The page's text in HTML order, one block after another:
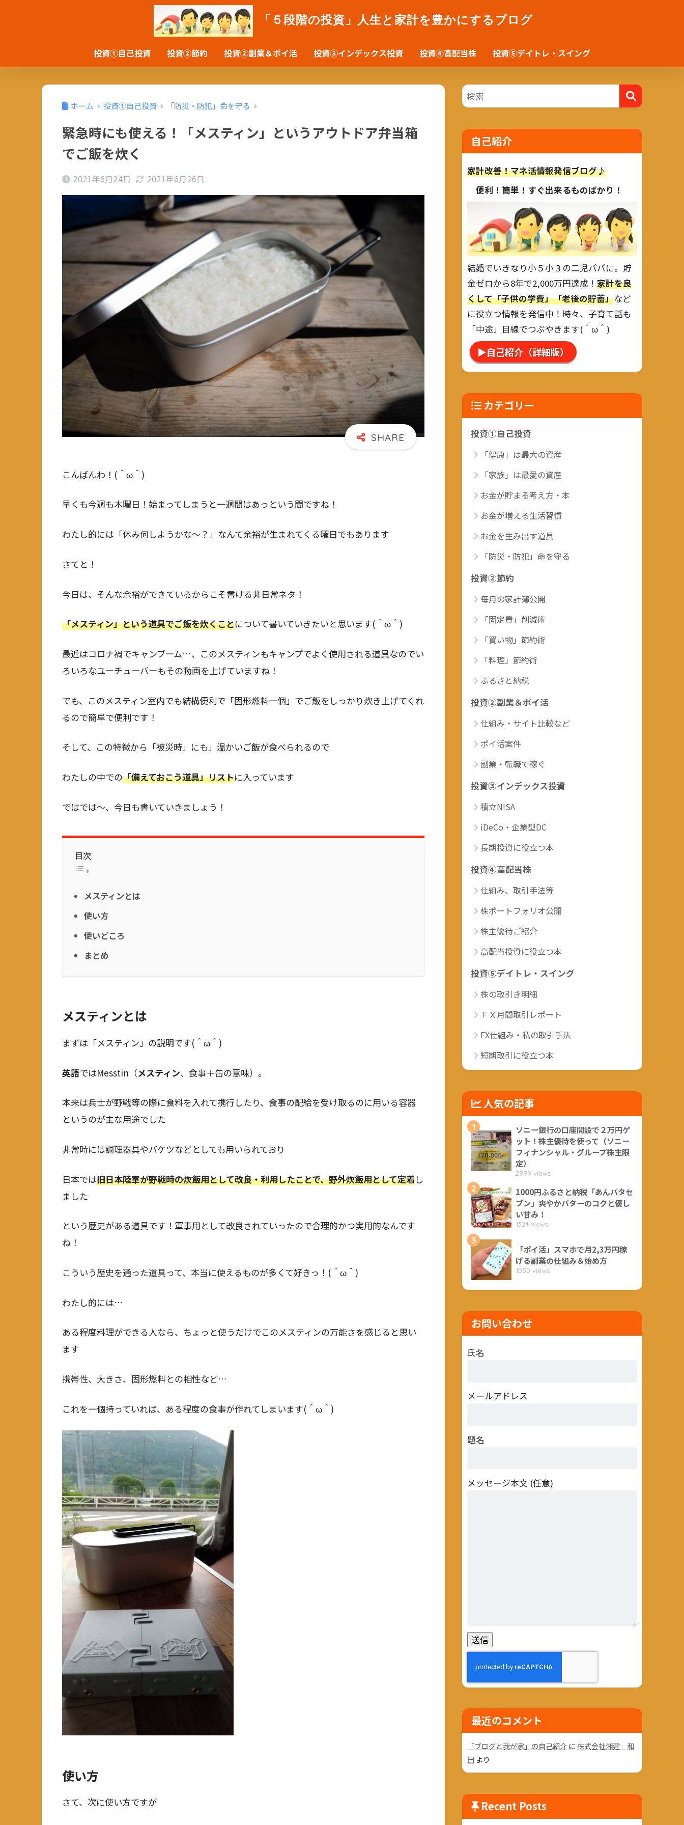
「５段階の投資」人生と家計を豊かにするブログ
投資①自己投資 投資②節約 投資②副業＆ポイ活 投資③インデックス投資 投資④高配当株 投資⑤デイトレ・スイング
ホーム 投資①自己投資 「防災・防犯」命を守る
緊急時にも使える！「メスティン」というアウトドア弁当箱
でご飯を炊く
2021年6月24日 2021年6月26日
こんばんわ！(＾ω＾)
早くも今週も木曜日！始まってしまうと一週間はあっという間ですね！
わたし的には「休み何しようかな～？」なんて余裕が生まれてくる曜日でもあります
さてと！
今日は、そんな余裕ができているからこそ書ける非日常ネタ！
「メスティン」という道具でご飯を炊くことについて書いていきたいと思います(＾ω＾)
最近はコロナ禍でキャンブーム…、このメスティンもキャンプでよく使用される道具なのでい
ろいろなユーチューバーもその動画を上げていますね！
でも、このメスティン室内でも結構便利で「固形燃料一個」でご飯をしっかり炊き上げてくれ
るので簡単で便利です！
そして、この特徴から「被災時」にも」温かいご飯が食べられるので
わたしの中での「備えておこう道具」リストに入っています
ではでは～、今日も書いていきましょう！
目次
メスティンとは
使い方
使いどころ
まとめ
メスティンとは
まずは「メスティン」の説明です(＾ω＾)
英語ではMesstin（メスティン、食事＋缶の意味）。
本来は兵士が野戦等の際に食料を入れて携行したり、食事の配給を受け取るのに用いる容器
というのが主な用途でした
非常時には調理器具やバケツなどとしても用いられており
日本では旧日本陸軍が野戦時の炊飯用として改良・利用したことで、野外炊飯用として定着し
ました
という歴史がある道具です！軍事用として改良されていったので合理的かつ実用的なんです
ね！
こういう歴史を通った道具って、本当に使えるものが多くて好きっ！(＾ω＾)
わたし的には…
ある程度料理ができる人なら、ちょっと使うだけでこのメスティンの万能さを感じると思い
ます
携帯性、大きさ、固形燃料との相性など…
これを一個持っていれば、ある程度の食事が作れてしまいます(＾ω＾)
使い方
さて、次に使い方ですが
自己紹介
家計改善！マネ活情報発信ブログ♪
便利！簡単！すぐ出来るものばかり！
結婚でいきなり小５小３の二児パパに。貯
金ゼロから8年で2,000万円達成！ 家計を良
くして「子供の学費」「老後の貯蓄」など
に役立つ情報を発信中！時々、子育て話も
「中途」目線でつぶやきます(＾ω＾)
▶自己紹介（詳細版）
カテゴリー
投資①自己投資
「健康」は最大の資産
「家族」は最愛の資産
お金が貯まる考え方・本
お金が増える生活習慣
お金を生み出す道具
「防災・防犯」命を守る
投資②節約
毎月の家計簿公開
「固定費」削減術
「買い物」節約術
「料理」節約術
ふるさと納税
投資②副業＆ポイ活
仕組み・サイト比較など
ポイ活案件
副業・転職で稼ぐ
投資③インデックス投資
積立NISA
iDeCo・企業型DC
長期投資に役立つ本
投資④高配当株
仕組み、取引手法等
株ポートフォリオ公開
株主優待ご紹介
高配当投資に役立つ本
投資⑤デイトレ・スイング
株の取引き明細
ＦＸ月間取引レポート
FX仕組み・私の取引手法
短期取引に役立つ本
人気の記事
1
ソニー銀行の口座開設で２万円ゲ
ット！株主優待を使って（ソニー
フィナンシャル・グループ株主限
定）
2999 views
2
1000円ふるさと納税「あんバタセ
ブン」爽やかバターのコクと優し
い甘み！
1324 views
3
「ポイ活」スマホで月2,3万円稼
げる副業の仕組み＆始め方
1050 views
お問い合わせ
氏名
メールアドレス
題名
メッセージ本文 (任意)
最近のコメント
「ブログと我が家」の自己紹介 に株式会社湘建 和
田 より
Recent Posts